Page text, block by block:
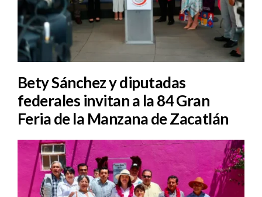
Bety Sánchez y diputadas
federales invitan a la 84 Gran
Feria de la Manzana de Zacatlán